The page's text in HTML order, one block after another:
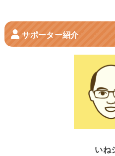
サポーター紹介
いね